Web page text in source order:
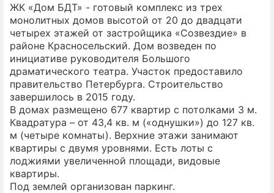
ЖК «Дом БДТ» - готовый комплекс из трех
монолитных домов высотой от 20 до двадцати
четырех этажей от застройщика «Созвездие» в
районе Красносельский. Дом возведен по
инициативе руководителя Большого
драматического театра. Участок предоставило
правительство Петербурга. Строительство
завершилось в 2015 году.
В домах размещено 677 квартир с потолками 3 м.
Квадратура – от 43,4 кв. м («однушки») до 127 кв.
м (четыре комнаты). Верхние этажи занимают
квартиры с двумя уровнями. Есть лоты с
лоджиями увеличенной площади, видовые
квартиры.
Под землей организован паркинг.